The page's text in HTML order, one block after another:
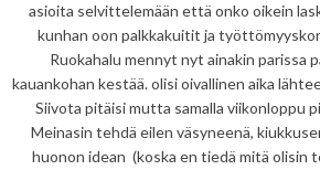
asioita selvittelemään että onko oikein
kunhan oon palkkakuitit ja
Ruokahalu mennyt nyt ainakin parissa
kauankohan kestää. olisi oivallinen aika
Siivota pitäisi mutta samalla viikonloppu
Meinasin tehdä eilen väsyneenä,
huonon idean (koska en tiedä mitä olisin